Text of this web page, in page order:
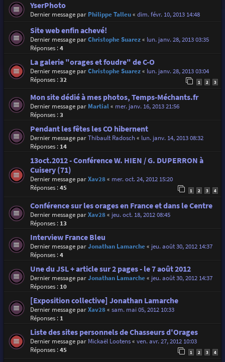
YserPhoto
Dernier message par Philippe Talleu« dim. févr. 10, 2013 14:48
Site web enfin achevé!
Dernier message parChristophe Suarez« lun. janv. 28, 2013 03:35
Réponses :4
La galerie "orages et foudre" de C-O
Dernier message parChristophe Suarez« lun. janv. 28, 2013 03:04
Réponses :32 1 2 3
Mon site dédié à mes photos, Temps-Méchants.fr
Dernier message par Martial« mer. janv. 16, 2013 21:56
Réponses :3
Pendant les fêtes les CO hibernent
Dernier message parThibault Radosch« lun. janv. 14, 2013 08:32
Réponses : 14
13oct.2012 - Conférence W. HIEN / G. DUPERRON à
Cuisery (71)
Dernier message parXav28« mer. oct. 24, 2012 15:20
Réponses :45 1 2 3 4
Conférence sur les orages en France et dans le Centre
Dernier message parXav28« jeu. oct. 18, 2012 08:45
Réponses : 13
Interview France Bleu
Dernier message parJonathan Lamarche« jeu. août 30, 2012 14:37
Réponses :4
Une du JSL + article sur 2 pages - le 7 août 2012
Dernier message parJonathan Lamarche« jeu. août 30, 2012 14:37
Réponses : 10
[Exposition collective] Jonathan Lamarche
Dernier message parXav28« sam. mai 05, 2012 10:33
Réponses : 1
Liste des sites personnels de Chasseurs d'Orages
Dernier message par Mickaël Lootens« ven. avr. 27, 2012 10:03
Réponses :45 1 2 3 4